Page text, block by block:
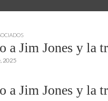
a Jim Jones y la
2025
a Jim Jones y la